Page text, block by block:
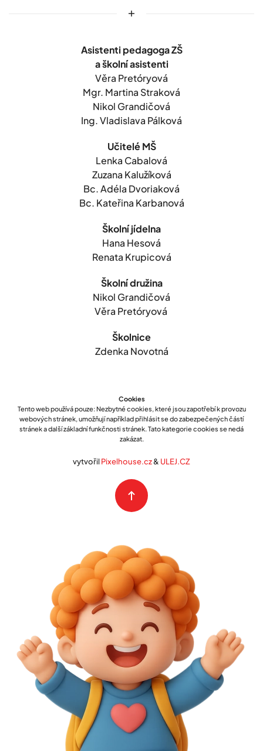
Asistenti pedagoga ZŠ
a školní asistenti
Věra Pretóryová
Mgr. Martina Straková
Nikol Grandičová
Ing. Vladislava Pálková
Učitelé MŠ
Lenka Cabalová
Zuzana Kalužíková
Bc. Adéla Dvoriaková
Bc. Kateřina Karbanová
Školní jídelna
Hana Hesová
Renata Krupicová
Školní družina
Nikol Grandičová
Věra Pretóryová
Školnice
Zdenka Novotná
Cookies
Tento web používá pouze: Nezbytné cookies, které jsou zapotřebí k provozu
webových stránek, umožňují například přihlásit se do zabezpečených částí
stránek a další základní funkčnosti stránek. Tato kategorie cookies se nedá
zakázat.
vytvořilPixelhouse.cz& ULEJ.CZ